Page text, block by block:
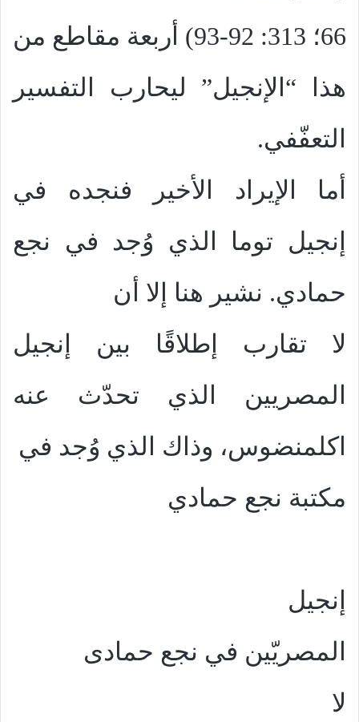
66؛ 313: 92-93) أربعة مقاطع من
هذا “الإنجيل” ليحارب التفسير
التعفّفي.
أما الإيراد الأخير فنجده في
إنجيل توما الذي وُجد في نجع
حمادي. نشير هنا إلا أن
لا تقارب إطلاقًا بين إنجيل
المصريين الذي تحدّث عنه
اكلمنضوس، وذاك الذي وُجد في
مكتبة نجع حمادي
إنجيل
المصريّين في نجع حمادى
لا